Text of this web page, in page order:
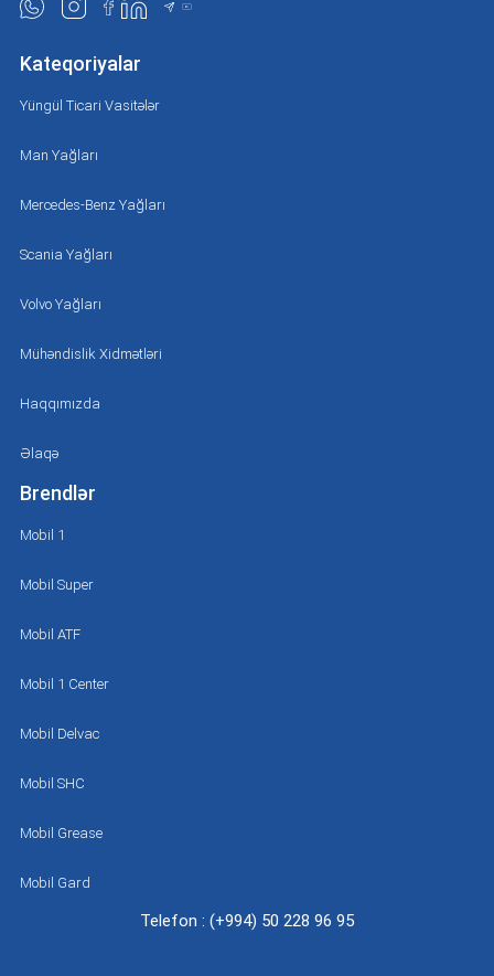
Kateqoriyalar
Yüngül Ticari Vasitələr
Man Yağları
Mercedes-Benz Yağları
Scania Yağları
Volvo Yağları
Mühəndislik Xidmətləri
Haqqımızda
Əlaqə
Brendlər
Mobil 1
Mobil Super
Mobil ATF
Mobil 1 Center
Mobil Delvac
Mobil SHC
Mobil Grease
Mobil Gard
Telefon : (+994) 50 228 96 95